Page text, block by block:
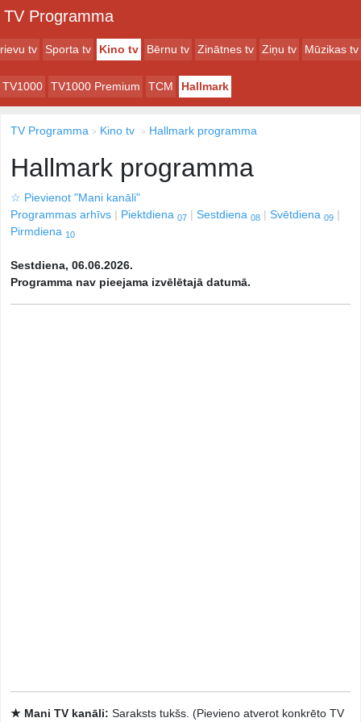
TV Programma
tv Sporta tv Kino tv Bērnu tv Zinātnes tv Ziņu tv Mūzikas tv
TV1000 TV1000 Premium TCM Hallmark
TV Programma Kino tv Hallmark programma
Hallmark programma
☆ Pievienot "Mani kanāli"
Programmas arhīvs
Piektdiena 07 Sestdiena 08 Svētdiena 09
Pirmdiena 10
Sestdiena, 06.06.2026.
Programma nav pieejama izvēlētajā datumā.
★ Mani TV kanāli: Saraksts tukšs. (Pievieno atverot konkrēto TV